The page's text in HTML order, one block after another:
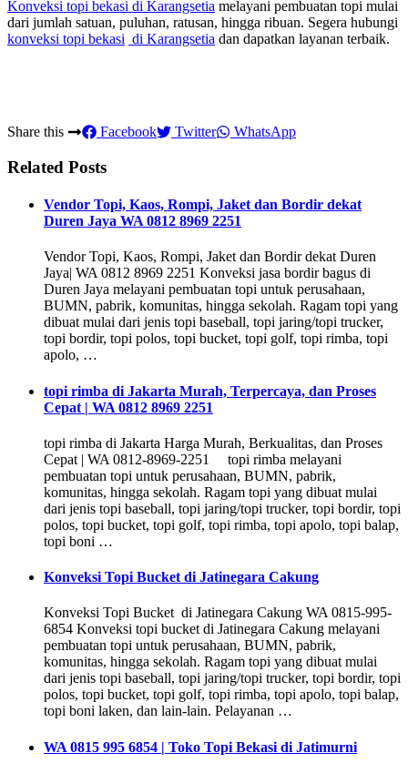
Konveksi topi bekasi di Karangsetia melayani pembuatan topi mulai
dari jumlah satuan, puluhan, ratusan, hingga ribuan. Segera hubungi
konveksi topi bekasi di Karangsetia dan dapatkan layanan terbaik.
Share this Facebook Twitter WhatsApp
Related Posts
Vendor Topi, Kaos, Rompi, Jaket dan Bordir dekat
Duren Jaya WA 0812 8969 2251
Vendor Topi, Kaos, Rompi, Jaket dan Bordir dekat Duren
Jaya| WA 0812 8969 2251 Konveksi jasa bordir bagus di
Duren Jaya melayani pembuatan topi untuk perusahaan,
BUMN, pabrik, komunitas, hingga sekolah. Ragam topi yang
dibuat mulai dari jenis topi baseball, topi jaring/topi trucker,
topi bordir, topi polos, topi bucket, topi golf, topi rimba, topi
apolo, …
topi rimba di Jakarta Murah, Terpercaya, dan Proses
Cepat | WA 0812 8969 2251
topi rimba di Jakarta Harga Murah, Berkualitas, dan Proses
Cepat | WA 0812-8969-2251 topi rimba melayani
pembuatan topi untuk perusahaan, BUMN, pabrik,
komunitas, hingga sekolah. Ragam topi yang dibuat mulai
dari jenis topi baseball, topi jaring/topi trucker, topi bordir, topi
polos, topi bucket, topi golf, topi rimba, topi apolo, topi balap,
topi boni …
Konveksi Topi Bucket di Jatinegara Cakung
Konveksi Topi Bucket di Jatinegara Cakung WA 0815-995-
6854 Konveksi topi bucket di Jatinegara Cakung melayani
pembuatan topi untuk perusahaan, BUMN, pabrik,
komunitas, hingga sekolah. Ragam topi yang dibuat mulai
dari jenis topi baseball, topi jaring/topi trucker, topi bordir, topi
polos, topi bucket, topi golf, topi rimba, topi apolo, topi balap,
topi boni laken, dan lain-lain. Pelayanan …
WA 0815 995 6854 | Toko Topi Bekasi di Jatimurni